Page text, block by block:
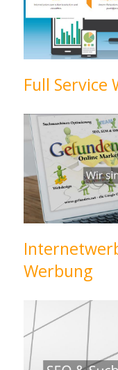
Full Service
Werbung